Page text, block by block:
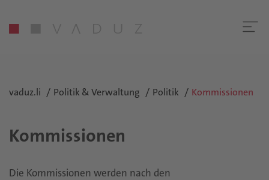
vaduz.li Politik & Verwaltung Politik Kommissionen
Kommissionen
Die Kommissionen werden nach den